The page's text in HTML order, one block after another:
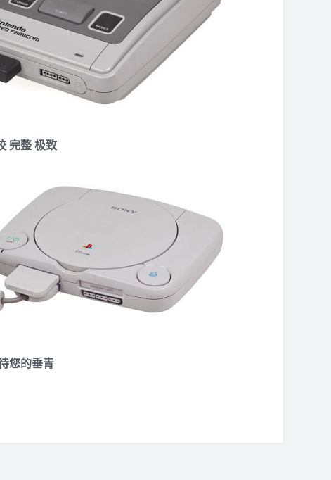
完整 极致
您的垂青